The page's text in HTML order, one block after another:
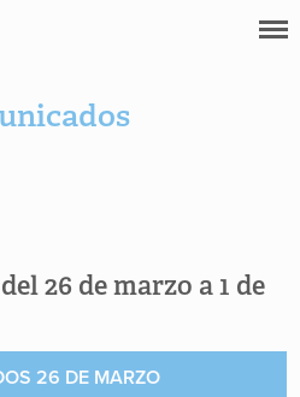
26 de marzo a 1 de
26 DE MARZO